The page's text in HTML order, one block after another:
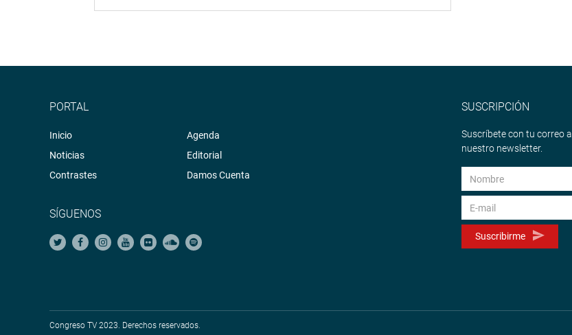
PORTAL
Inicio
Noticias
Contrastes
Agenda
Editorial
Damos Cuenta
SÍGUENOS
SUSCRIPCIÓN
Suscríbete con tu correo a
nuestro newsletter.
Suscribirme
Congreso TV 2023. Derechos reservados.